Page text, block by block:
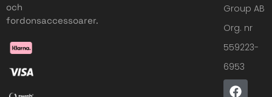
och
fordonsaccessoarer.
Group AB
Org. nr
559223-
6953